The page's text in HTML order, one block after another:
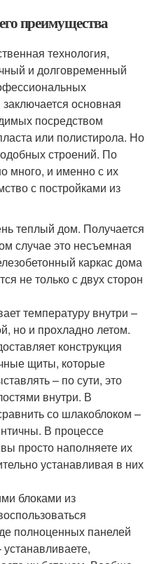
преимущества
технология,
и долговременный
основная
посредством
или полистирола. Но
строений. По
много, и именно с их
с постройками из
теплый дом. Получается
случае это несъемная
каркас дома
не только с двух сторон
температуру внутри –
но и прохладно летом.
конструкция
щиты, которые
– по сути, это
внутри. В
со шлакоблоком –
В процессе
просто наполняете их
устанавливая в них
блоками из
полноценных панелей